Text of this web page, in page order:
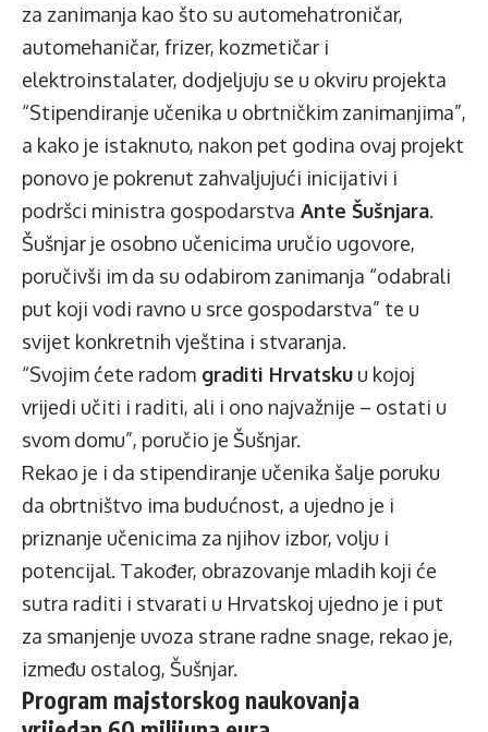
za zanimanja kao što su automehatroničar,
automehaničar, frizer, kozmetičar i
elektroinstalater, dodjeljuju se u okviru projekta
“Stipendiranje učenika u obrtničkim zanimanjima”,
a kako je istaknuto, nakon pet godina ovaj projekt
ponovo je pokrenut zahvaljujući inicijativi i
podršci ministra gospodarstva Ante Šušnjara.
Šušnjar je osobno učenicima uručio ugovore,
poručivši im da su odabirom zanimanja “odabrali
put koji vodi ravno u srce gospodarstva” te u
svijet konkretnih vještina i stvaranja.
“Svojim ćete radom graditi Hrvatsku u kojoj
vrijedi učiti i raditi, ali i ono najvažnije – ostati u
svom domu”, poručio je Šušnjar.
Rekao je i da stipendiranje učenika šalje poruku
da obrtništvo ima budućnost, a ujedno je i
priznanje učenicima za njihov izbor, volju i
potencijal. Također, obrazovanje mladih koji će
sutra raditi i stvarati u Hrvatskoj ujedno je i put
za smanjenje uvoza strane radne snage, rekao je,
između ostalog, Šušnjar.
Program majstorskog naukovanja